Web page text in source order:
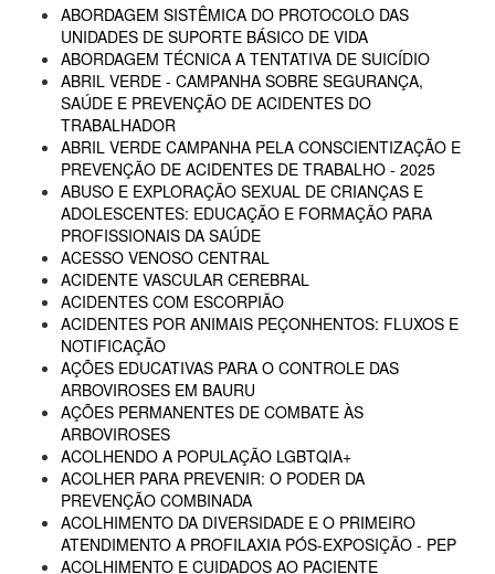
ABORDAGEM SISTÊMICA DO PROTOCOLO DAS
UNIDADES DE SUPORTE BÁSICO DE VIDA
ABORDAGEM TÉCNICA A TENTATIVA DE SUICÍDIO
ABRIL VERDE - CAMPANHA SOBRE SEGURANÇA,
SAÚDE E PREVENÇÃO DE ACIDENTES DO
TRABALHADOR
ABRIL VERDE CAMPANHA PELA CONSCIENTIZAÇÃO E
PREVENÇÃO DE ACIDENTES DE TRABALHO - 2025
ABUSO E EXPLORAÇÃO SEXUAL DE CRIANÇAS E
ADOLESCENTES: EDUCAÇÃO E FORMAÇÃO PARA
PROFISSIONAIS DA SAÚDE
ACESSO VENOSO CENTRAL
ACIDENTE VASCULAR CEREBRAL
ACIDENTES COM ESCORPIÃO
ACIDENTES POR ANIMAIS PEÇONHENTOS: FLUXOS E
NOTIFICAÇÃO
AÇÕES EDUCATIVAS PARA O CONTROLE DAS
ARBOVIROSES EM BAURU
AÇÕES PERMANENTES DE COMBATE ÀS
ARBOVIROSES
ACOLHENDO A POPULAÇÃO LGBTQIA+
ACOLHER PARA PREVENIR: O PODER DA
PREVENÇÃO COMBINADA
ACOLHIMENTO DA DIVERSIDADE E O PRIMEIRO
ATENDIMENTO A PROFILAXIA PÓS-EXPOSIÇÃO - PEP
ACOLHIMENTO E CUIDADOS AO PACIENTE